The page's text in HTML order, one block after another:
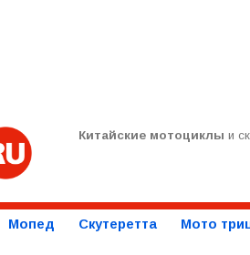
Китайские мотоциклы и
Мопед Скутеретта Мото